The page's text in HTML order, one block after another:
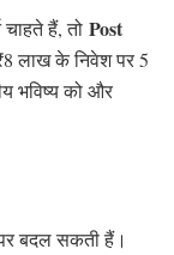
हैं, तो Post
लाख के निवेश पर 5
भविष्य को और
बदल सकती हैं।